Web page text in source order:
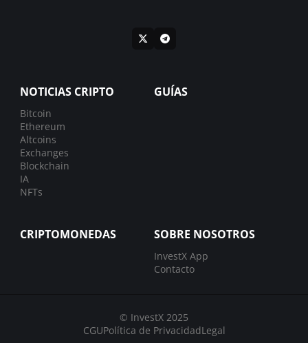
NOTICIAS CRIPTO
Bitcoin
Ethereum
Altcoins
Exchanges
Blockchain
IA
NFTs
GUÍAS
CRIPTOMONEDAS SOBRE NOSOTROS
InvestX App
Contacto
© InvestX 2025
CGUPolítica de PrivacidadLegal